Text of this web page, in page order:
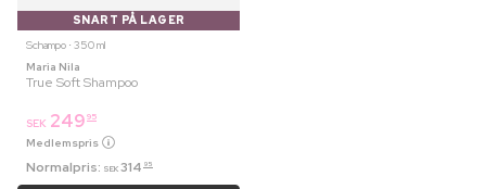
SNART PÅ LAGER
Schampo ⋅ 350 ml
Maria Nila
True Soft Shampoo
SEK 249 95
Medlemspris
Normalpris: SEK 314 95